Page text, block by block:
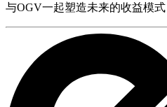
与OGV一起塑造未来的收益模式